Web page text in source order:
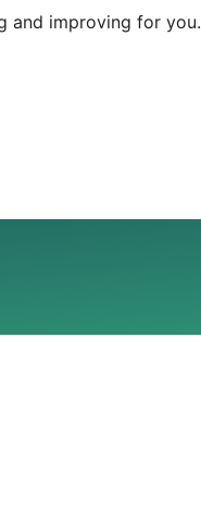
and improving for you.